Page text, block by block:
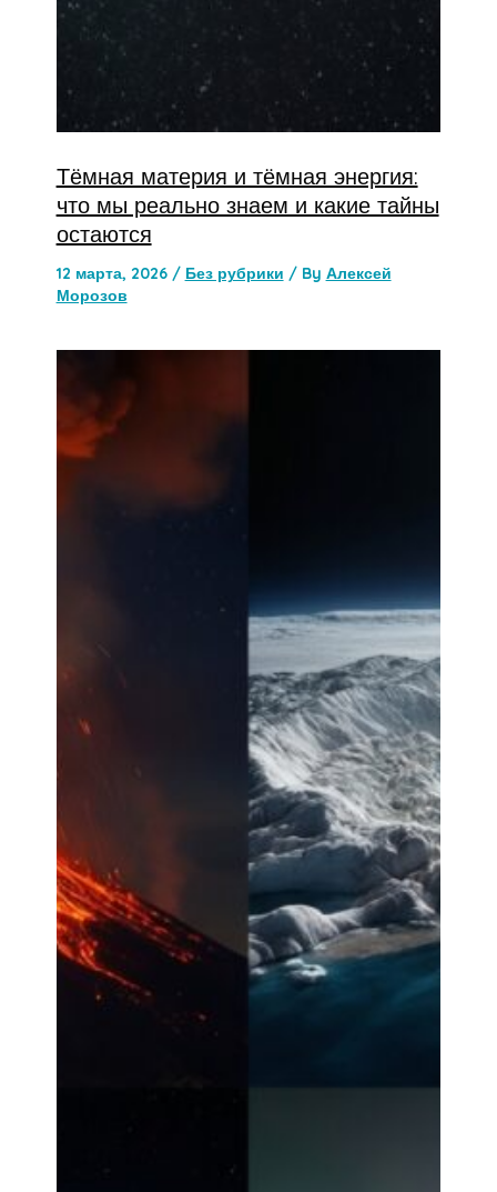
Тёмная материя и тёмная энергия:
что мы реально знаем и какие тайны
остаются
12 марта, 2026 / Без рубрики / By Алексей
Морозов